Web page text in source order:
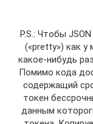
P.S.: Чтобы
(«pretty») как у
какое-нибудь
Помимо кода
содержащий
токен
данным